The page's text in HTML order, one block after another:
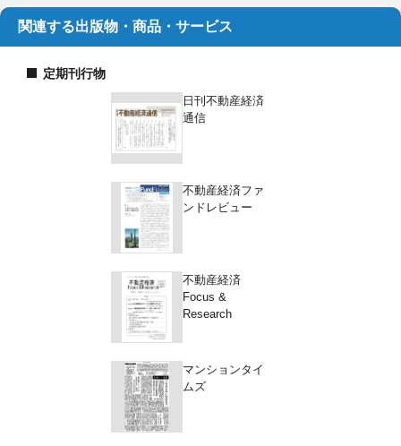
関連する出版物・商品・サービス
定期刊行物
日刊不動産経済
通信
不動産経済ファ
ンドレビュー
不動産経済
Focus &
Research
マンションタイ
ムズ